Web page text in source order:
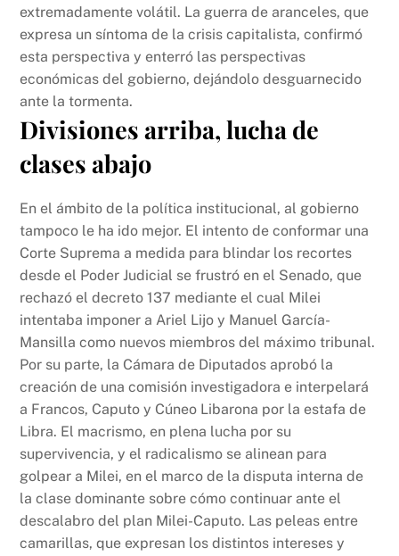
extremadamente volátil. La guerra de aranceles, que
expresa un síntoma de la crisis capitalista, confirmó
esta perspectiva y enterró las perspectivas
económicas del gobierno, dejándolo desguarnecido
ante la tormenta.
Divisiones arriba, lucha de
clases abajo
En el ámbito de la política institucional, al gobierno
tampoco le ha ido mejor. El intento de conformar una
Corte Suprema a medida para blindar los recortes
desde el Poder Judicial se frustró en el Senado, que
rechazó el decreto 137 mediante el cual Milei
intentaba imponer a Ariel Lijo y Manuel García-
Mansilla como nuevos miembros del máximo tribunal.
Por su parte, la Cámara de Diputados aprobó la
creación de una comisión investigadora e interpelará
a Francos, Caputo y Cúneo Libarona por la estafa de
Libra. El macrismo, en plena lucha por su
supervivencia, y el radicalismo se alinean para
golpear a Milei, en el marco de la disputa interna de
la clase dominante sobre cómo continuar ante el
descalabro del plan Milei-Caputo. Las peleas entre
camarillas, que expresan los distintos intereses y